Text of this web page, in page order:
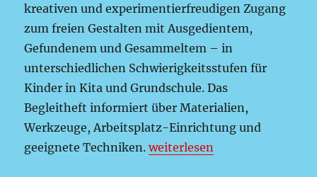
kreativen und experimentierfreudigen Zugang
zum freien Gestalten mit Ausgedientem,
Gefundenem und Gesammeltem – in
unterschiedlichen Schwierigkeitsstufen für
Kinder in Kita und Grundschule. Das
Begleitheft informiert über Materialien,
Werkzeuge, Arbeitsplatz-Einrichtung und
geeignete Techniken.„Krempelkunst –
weiterlesen